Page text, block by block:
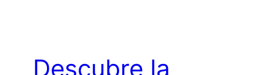
Descubre la